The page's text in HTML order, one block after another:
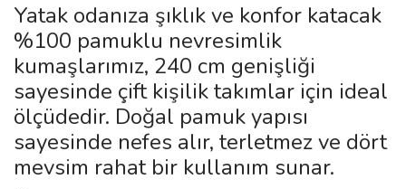
Yatak odanıza şıklık ve konfor katacak
%100 pamuklu nevresimlik
kumaşlarımız, 240 cm genişliği
sayesinde çift kişilik takımlar için ideal
ölçüdedir. Doğal pamuk yapısı
sayesinde nefes alır, terletmez ve dört
mevsim rahat bir kullanım sunar.